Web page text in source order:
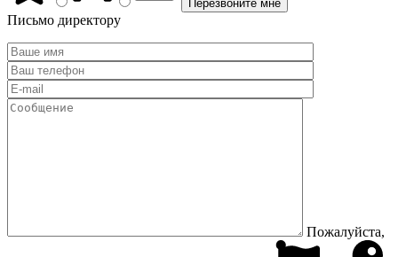
Письмо директору
Пожалуйста,